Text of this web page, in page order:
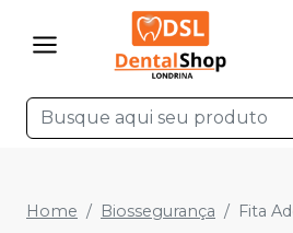
Home Biossegurança Fita